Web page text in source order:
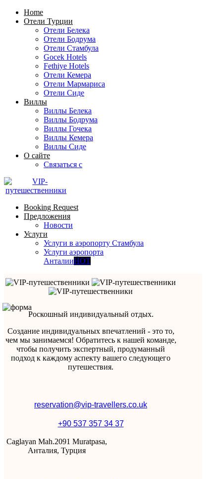
Home
Отели Турции
Отели Белека
Отели Бодрума
Отели Стамбула
Gocek Hotels
Fethiye Hotels
Отели Кемера
Отели Мармариса
Отели Сиде
Виллы
Виллы Белека
Виллы Бодрума
Виллы Гочека
Виллы Кемера
Виллы Сиде
О сайте
Связаться с
Booking Request
Предложения
Новости
Услуги
Услуги в аэропорту Стамбула
Услуги аэропорта
АнталииHOT
Роскошный индивидуальный отдых.
Создание индивидуальных впечатлений - это то,
чем мы занимаемся! Обратитесь к нашей команде,
чтобы получить экспертный, продуманный
подход к каждому аспекту вашего следующего
путешествия.
reservation@vip-travellers.co.uk
+90 537 357 34 37
Caglayan Mah.2091 Muratpasa,
Анталия, Турция